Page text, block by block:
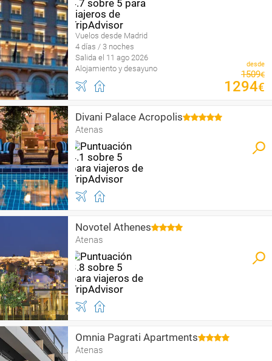
Vuelos desde Madrid
4 días / 3 noches
Salida el 11 ago 2026
Alojamiento y desayuno
desde
1509€
1294€
Divani Palace Acropolis
Atenas
Novotel Athenes
Atenas
Omnia Pagrati Apartments
Atenas